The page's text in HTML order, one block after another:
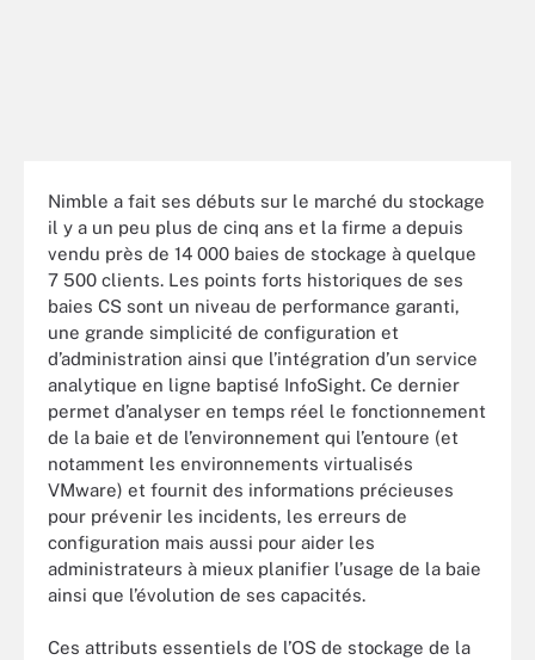
Nimble a fait ses débuts sur le marché du stockage
il y a un peu plus de cinq ans et la firme a depuis
vendu près de 14 000 baies de stockage à quelque
7 500 clients. Les points forts historiques de ses
baies CS sont un niveau de performance garanti,
une grande simplicité de configuration et
d’administration ainsi que l’intégration d’un service
analytique en ligne baptisé InfoSight. Ce dernier
permet d’analyser en temps réel le fonctionnement
de la baie et de l’environnement qui l’entoure (et
notamment les environnements virtualisés
VMware) et fournit des informations précieuses
pour prévenir les incidents, les erreurs de
configuration mais aussi pour aider les
administrateurs à mieux planifier l’usage de la baie
ainsi que l’évolution de ses capacités.
Ces attributs essentiels de l’OS de stockage de la